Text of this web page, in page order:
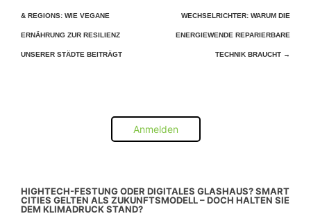
& REGIONS: WIE VEGANE
ERNÄHRUNG ZUR RESILIENZ
UNSERER STÄDTE BEITRÄGT
WECHSELRICHTER: WARUM DIE
ENERGIEWENDE REPARIERBARE
TECHNIK BRAUCHT →
Anmelden
HIGHTECH-FESTUNG ODER DIGITALES GLASHAUS? SMART
CITIES GELTEN ALS ZUKUNFTSMODELL – DOCH HALTEN SIE
DEM KLIMADRUCK STAND?